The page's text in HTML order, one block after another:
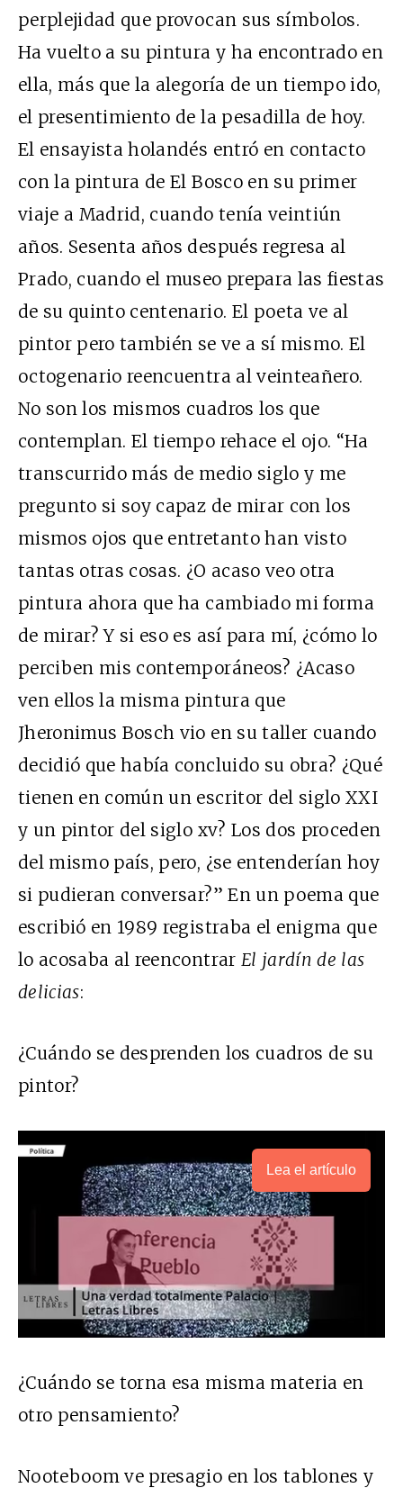
perplejidad que provocan sus símbolos.
Ha vuelto a su pintura y ha encontrado en
ella, más que la alegoría de un tiempo ido,
el presentimiento de la pesadilla de hoy.
El ensayista holandés entró en contacto
con la pintura de El Bosco en su primer
viaje a Madrid, cuando tenía veintiún
años. Sesenta años después regresa al
Prado, cuando el museo prepara las fiestas
de su quinto centenario. El poeta ve al
pintor pero también se ve a sí mismo. El
octogenario reencuentra al veinteañero.
No son los mismos cuadros los que
contemplan. El tiempo rehace el ojo. “Ha
transcurrido más de medio siglo y me
pregunto si soy capaz de mirar con los
mismos ojos que entretanto han visto
tantas otras cosas. ¿O acaso veo otra
pintura ahora que ha cambiado mi forma
de mirar? Y si eso es así para mí, ¿cómo lo
perciben mis contemporáneos? ¿Acaso
ven ellos la misma pintura que
Jheronimus Bosch vio en su taller cuando
decidió que había concluido su obra? ¿Qué
tienen en común un escritor del siglo XXI
y un pintor del siglo xv? Los dos proceden
del mismo país, pero, ¿se entenderían hoy
si pudieran conversar?” En un poema que
escribió en 1989 registraba el enigma que
lo acosaba al reencontrar El jardín de las
delicias:
¿Cuándo se desprenden los cuadros de su
pintor?
Lea el artículo
¿Cuándo se torna esa misma materia en
otro pensamiento?
Nooteboom ve presagio en los tablones y